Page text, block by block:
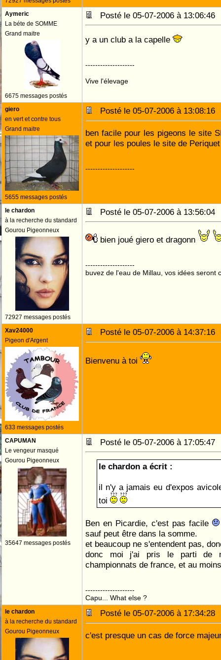
Aymeric
La béte de SOMME
Grand maitre
6675 messages postés
Posté le 05-07-2006 à
y a un club a la capelle
--------------------
Vive l'élevage
giero
en vert et contre tous
Grand maitre
5655 messages postés
Posté le 05-07-2006 à
ben facile pour les pigeons le site
et pour les poules le site de
--------------------
le chardon
à la recherche du standard
Gourou Pigeonneux
72927 messages postés
Posté le 05-07-2006 à
bien joué giero et dragonn
--------------------
buvez de l'eau de Millau, vos idées seront
Xav24000
Pigeon d'Argent
633 messages postés
Posté le 05-07-2006 à
Bienvenu à toi
CAPUMAN
Le vengeur masqué
Gourou Pigeonneux
35647 messages postés
Posté le 05-07-2006 à
le chardon a écrit :
il n'y a jamais eu d'expos
toi
Ben en Picardie, c'est pas facile
sauf peut être dans la somme.
et beaucoup ne s'entendent pas,
donc moi j'ai pris le parti de
championnats de france, et au
--------------------
Capu... What else ?
le chardon
à la recherche du standard
Gourou Pigeonneux
Posté le 05-07-2006 à
c'est presque un cas de force